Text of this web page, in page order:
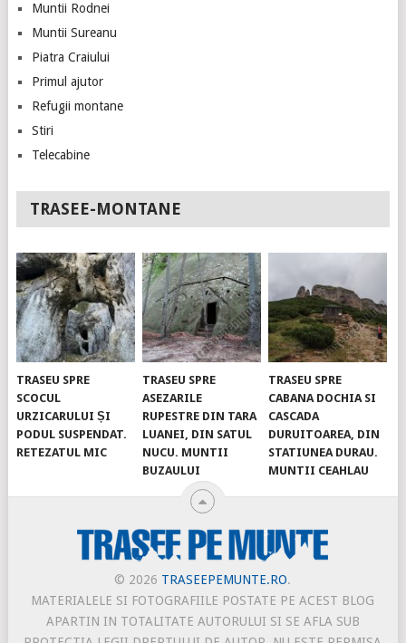
Muntii Rodnei
Muntii Sureanu
Piatra Craiului
Primul ajutor
Refugii montane
Stiri
Telecabine
TRASEE-MONTANE
TRASEU SPRE
SCOCUL
URZICARULUI ȘI
PODUL SUSPENDAT.
RETEZATUL MIC
TRASEU SPRE
ASEZARILE
RUPESTRE DIN TARA
LUANEI, DIN SATUL
NUCU. MUNTII
BUZAULUI
TRASEU SPRE
CABANA DOCHIA SI
CASCADA
DURUITOAREA, DIN
STATIUNEA DURAU.
MUNTII CEAHLAU
© 2026 TRASEEPEMUNTE.RO.
MATERIALELE SI FOTOGRAFIILE POSTATE PE ACEST BLOG
APARTIN IN TOTALITATE AUTORULUI SI SE AFLA SUB